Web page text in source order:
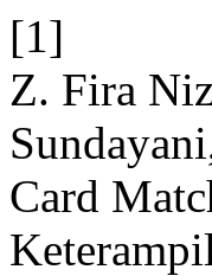
[1]
Z. Fira
Card